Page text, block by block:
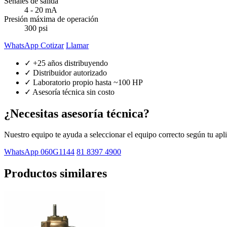
4 - 20 mA
Presión máxima de operación
300 psi
WhatsApp Cotizar Llamar
✓ +25 años distribuyendo
✓ Distribuidor autorizado
✓ Laboratorio propio hasta ~100 HP
✓ Asesoría técnica sin costo
¿Necesitas asesoría técnica?
Nuestro equipo te ayuda a seleccionar el equipo correcto según tu
WhatsApp 060G1144 81 8397 4900
Productos similares